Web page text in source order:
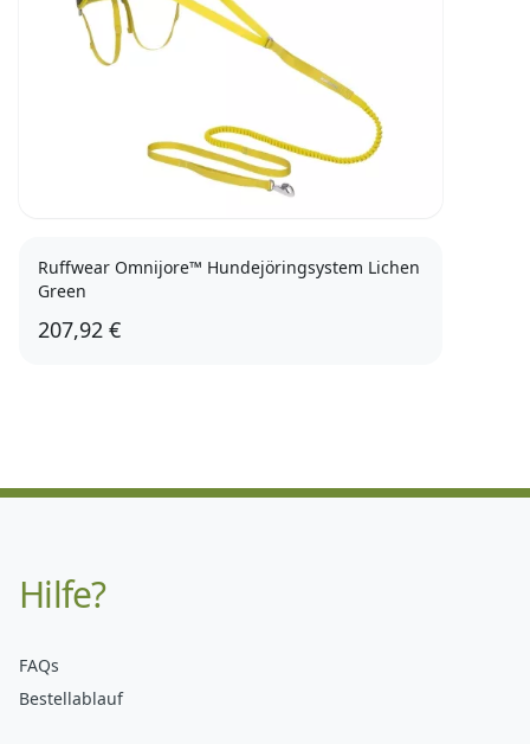
Ruffwear Omnijore™ Hundejöringsystem Lichen
Green
207,92 €
Hilfe?
FAQs
Bestellablauf